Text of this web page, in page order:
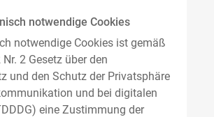
notwendige Cookies
notwendige Cookies ist gemäß
2 Gesetz über den
und den Schutz der Privatsphäre
und bei digitalen
eine Zustimmung der